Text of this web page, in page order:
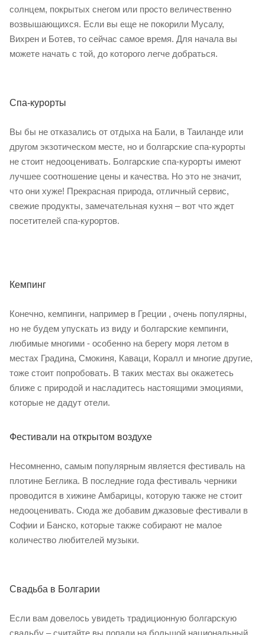
солнцем, покрытых снегом или просто величественно
возвышающихся. Если вы еще не покорили Мусалу,
Вихрен и Ботев, то сейчас самое время. Для начала вы
можете начать с той, до которого легче добраться.
Спа-курорты
Вы бы не отказались от отдыха на Бали, в Таиланде или
другом экзотическом месте, но и болгарские спа-курорты
не стоит недооценивать. Болгарские спа-курорты имеют
лучшее соотношение цены и качества. Но это не значит,
что они хуже! Прекрасная природа, отличный сервис,
свежие продукты, замечательная кухня – вот что ждет
посетителей спа-курортов.
Кемпинг
Конечно, кемпинги, например в Греции , очень популярны,
но не будем упускать из виду и болгарские кемпинги,
любимые многими - особенно на берегу моря летом в
местах Градина, Смокиня, Каваци, Коралл и многие другие,
тоже стоит попробовать. В таких местах вы окажетесь
ближе с природой и насладитесь настоящими эмоциями,
которые не дадут отели.
Фестивали на открытом воздухе
Несомненно, самым популярным является фестиваль на
плотине Беглика. В последние года фестиваль черники
проводится в хижине Амбарицы, которую также не стоит
недооценивать. Сюда же добавим джазовые фестивали в
Софии и Банско, которые также собирают не малое
количество любителей музыки.
Свадьба в Болгарии
Если вам довелось увидеть традиционную болгарскую
свадьбу – считайте вы попали на большой национальный